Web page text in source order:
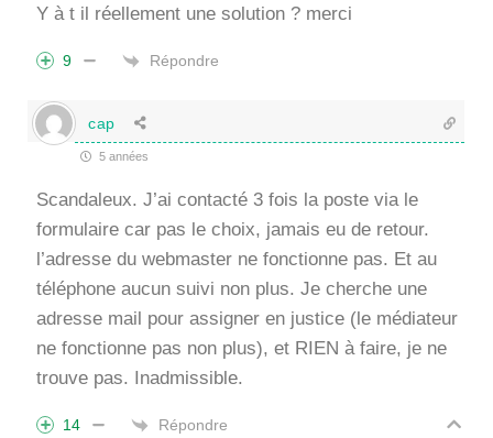
Y à t il réellement une solution ? merci
9 Répondre
cap
5 années
Scandaleux. J’ai contacté 3 fois la poste via le
formulaire car pas le choix, jamais eu de retour.
l’adresse du webmaster ne fonctionne pas. Et au
téléphone aucun suivi non plus. Je cherche une
adresse mail pour assigner en justice (le médiateur
ne fonctionne pas non plus), et RIEN à faire, je ne
trouve pas. Inadmissible.
14 Répondre